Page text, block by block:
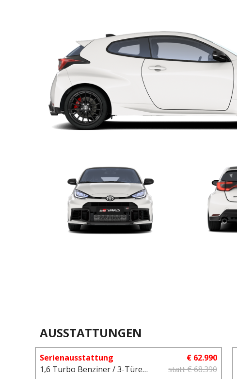
AUSSTATTUNGEN
Serienausstattung
1,6 Turbo Benziner / 3-Türer / 8-Gang-Automatikgetriebe MY25
€ 62.990
statt € 68.390